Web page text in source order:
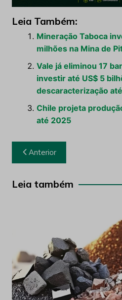
Leia Também:
Mineração Taboca
milhões na Mina de
Vale já eliminou 17
investir até US$ 5
descaracterização
Chile projeta
até 2025
Navegação
de
Post
Anterior
Leia também